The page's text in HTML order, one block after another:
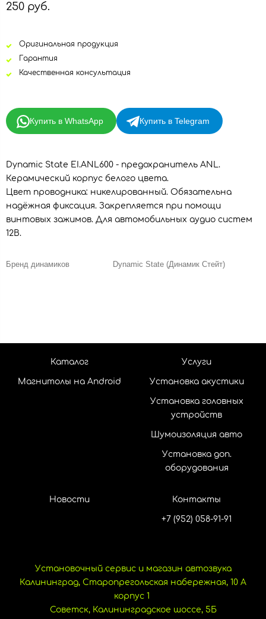
250 руб.
Оригинальная продукция
Гарантия
Качественная консультация
Купить в WhatsApp Купить в Telegram
Dynamic State EI.ANL600 - предохранитель ANL.
Керамический корпус белого цвета.
Цвет проводника: никелированный. Обязательна
надёжная фиксация. Закрепляется при помощи
винтовых зажимов. Для автомобильных аудио систем
12В.
Бренд динамиков Dynamic State (Динамик Стейт)
Каталог
Магнитолы на Android
Услуги
Установка акустики
Установка головных
устройств
Шумоизоляция авто
Установка доп.
оборудования
Новости Контакты
+7 (952) 058-91-91
Установочный сервис и магазин автозвука
Калининград, Старопрегольская набережная, 10 А
корпус 1
Советск, Калининградское шоссе, 5Б